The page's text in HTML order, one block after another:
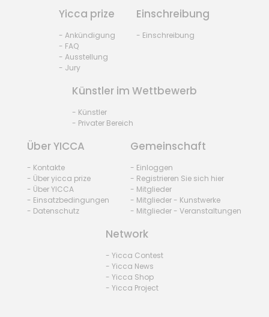
Yicca prize
- Ankündigung
- FAQ
- Ausstellung
- Jury
Einschreibung
- Einschreibung
Künstler im Wettbewerb
- Künstler
- Privater Bereich
Über YICCA
- Kontakte
- Über yicca prize
- Über YICCA
- Einsatzbedingungen
- Datenschutz
Gemeinschaft
- Einloggen
- Registrieren Sie sich hier
- Mitglieder
- Mitglieder - Kunstwerke
- Mitglieder - Veranstaltungen
Network
- Yicca Contest
- Yicca News
- Yicca Shop
- Yicca Project